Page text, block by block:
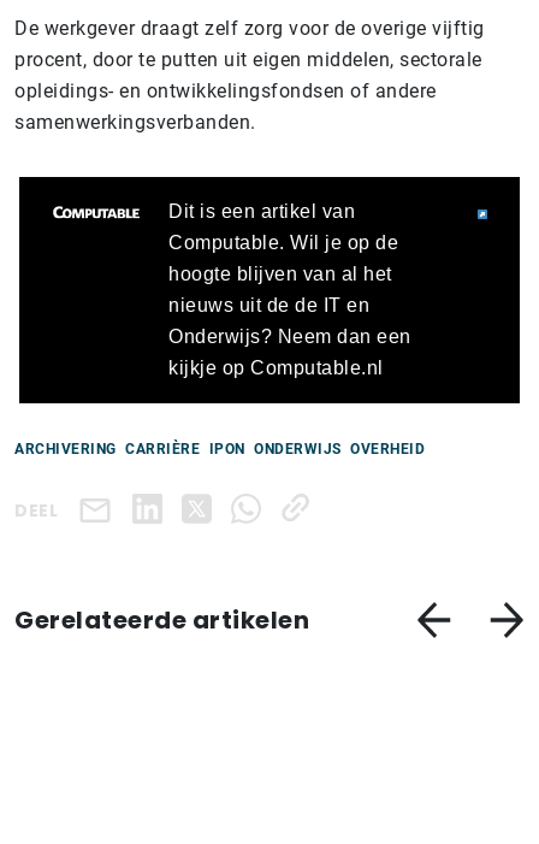
De werkgever draagt zelf zorg voor de overige vijftig
procent, door te putten uit eigen middelen, sectorale
opleidings- en ontwikkelingsfondsen of andere
samenwerkingsverbanden.
Dit is een artikel van
Computable. Wil je op de
hoogte blijven van al het
nieuws uit de de IT en
Onderwijs? Neem dan een
kijkje op Computable.nl
ARCHIVERING CARRIÈRE IPON ONDERWIJS OVERHEID
DEEL
Gerelateerde artikelen